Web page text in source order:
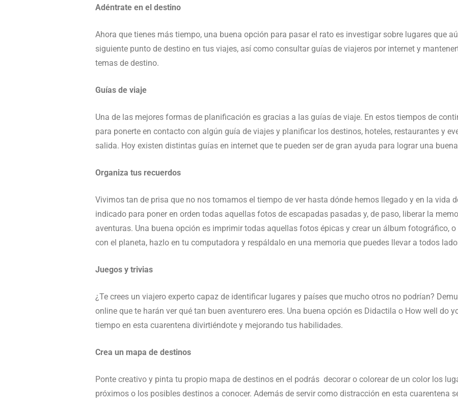
Adéntrate en el destino
Ahora que tienes más tiempo, una buena opción para pasar el rato es investigar sobre lugares que
siguiente punto de destino en tus viajes, así como consultar guías de viajeros por internet y
temas de destino.
Guías de viaje
Una de las mejores formas de planificación es gracias a las guías de viaje. En estos tiempos de
para ponerte en contacto con algún guía de viajes y planificar los destinos, hoteles, restaurantes y
salida. Hoy existen distintas guías en internet que te pueden ser de gran ayuda para lograr una
Organiza tus recuerdos
Vivimos tan de prisa que no nos tomamos el tiempo de ver hasta dónde hemos llegado y en la vida
indicado para poner en orden todas aquellas fotos de escapadas pasadas y, de paso, liberar la
aventuras. Una buena opción es imprimir todas aquellas fotos épicas y crear un álbum fotográfico,
con el planeta, hazlo en tu computadora y respáldalo en una memoria que puedes llevar a todos
Juegos y trivias
¿Te crees un viajero experto capaz de identificar lugares y países que mucho otros no podrían?
online que te harán ver qué tan buen aventurero eres. Una buena opción es Didactila o How well do
tiempo en esta cuarentena divirtiéndote y mejorando tus habilidades.
Crea un mapa de destinos
Ponte creativo y pinta tu propio mapa de destinos en el podrás decorar o colorear de un color los
próximos o los posibles destinos a conocer. Además de servir como distracción en esta cuarentena